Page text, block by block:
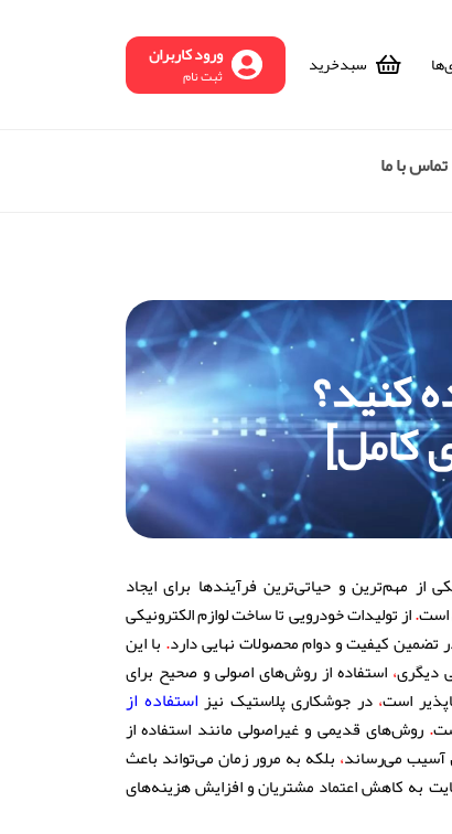
سبد‌خرید ورود کاربران
ثبت نام
تماس با ما
کنید؟
کامل]
از مهم‌ترین و حیاتی‌ترین فرآیندها برای ایجاد
است.از تولیدات خودرویی تا ساخت لوازم الکترونیکی
تضمین کیفیت و دوام محصولات نهایی دارد. با این
دیگری، استفاده از روش‌های اصولی و صحیح برای
است، در جوشکاری پلاستیک نیز استفاده از
. روش‌های قدیمی و غیراصولی مانند استفاده از
آسیب می‌رساند، بلکه به مرور زمان می‌تواند باعث
به کاهش اعتماد مشتریان و افزایش هزینه‌های